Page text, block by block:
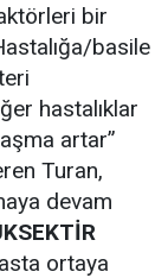
bir
basile
hastalıklar
artar”
Turan,
devam
ortaya